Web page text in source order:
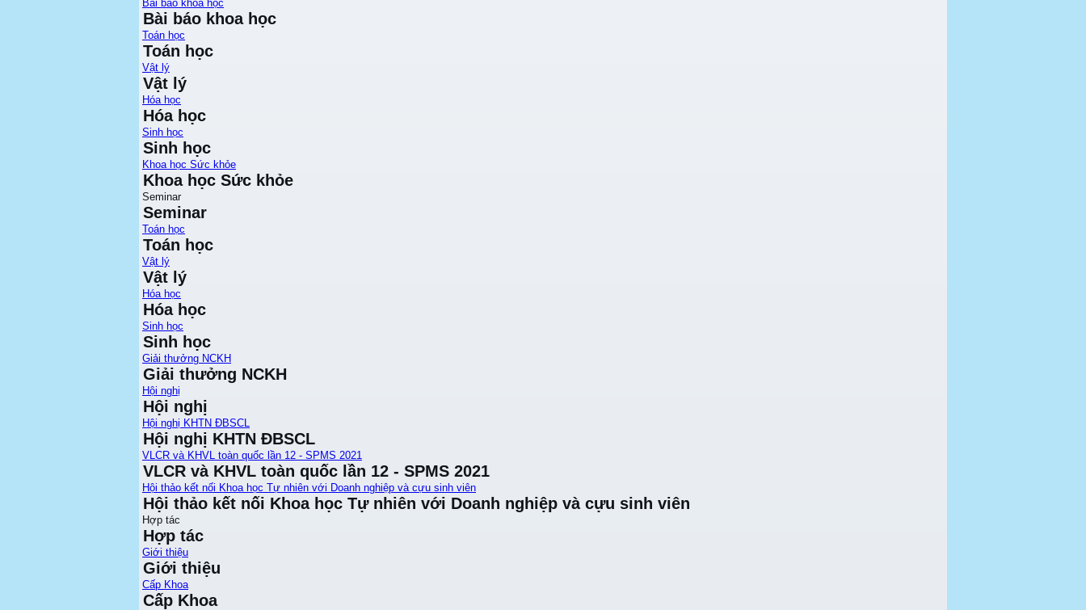
Bài báo khoa học
Bài báo khoa học
Toán học
Toán học
Vật lý
Vật lý
Hóa học
Hóa học
Sinh học
Sinh học
Khoa học Sức khỏe
Khoa học Sức khỏe
Seminar
Seminar
Toán học
Toán học
Vật lý
Vật lý
Hóa học
Hóa học
Sinh học
Sinh học
Giải thưởng NCKH
Giải thưởng NCKH
Hội nghị
Hội nghị
Hội nghị KHTN ĐBSCL
Hội nghị KHTN ĐBSCL
VLCR và KHVL toàn quốc lần 12 - SPMS 2021
VLCR và KHVL toàn quốc lần 12 - SPMS 2021
Hội thảo kết nối Khoa học Tự nhiên với Doanh nghiệp và cựu sinh viên
Hội thảo kết nối Khoa học Tự nhiên với Doanh nghiệp và cựu sinh viên
Hợp tác
Hợp tác
Giới thiệu
Giới thiệu
Cấp Khoa
Cấp Khoa